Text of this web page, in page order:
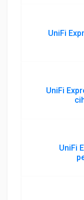
UniFi
UniFi
UniFi